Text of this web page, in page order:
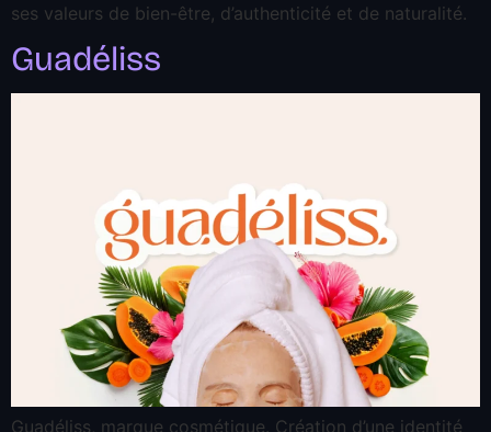
ses valeurs de bien-être, d’authenticité et de naturalité.
Guadéliss
Guadéliss, marque cosmétique. Création d’une identité